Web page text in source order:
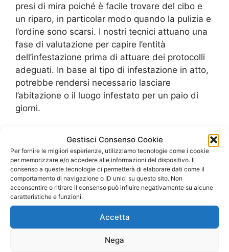
Gestisci Consenso Cookie
Per fornire le migliori esperienze, utilizziamo tecnologie come i cookie
per memorizzare e/o accedere alle informazioni del dispositivo. Il
consenso a queste tecnologie ci permetterà di elaborare dati come il
comportamento di navigazione o ID unici su questo sito. Non
acconsentire o ritirare il consenso può influire negativamente su alcune
caratteristiche e funzioni.
Accetta
Nega
presi di mira poiché è facile trovare del cibo e
un riparo, in particolar modo quando la pulizia e
l’ordine sono scarsi. I nostri tecnici attuano una
fase di valutazione per capire l’entità
dell’infestazione prima di attuare dei protocolli
adeguati. In base al tipo di infestazione in atto,
potrebbe rendersi necessario lasciare
l’abitazione o il luogo infestato per un paio di
giorni.
I prodotti di qualità
derattizzazioni su Città Giardino
Uno dei motivi che rende la nostra azienda di